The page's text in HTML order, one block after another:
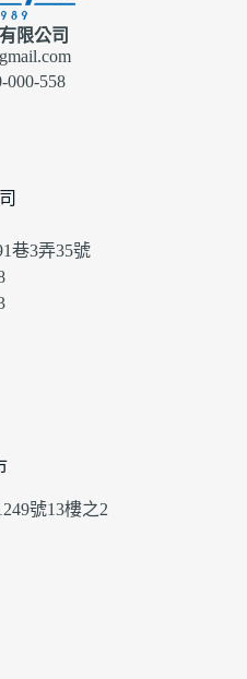
限公司
000-558
巷3弄35號
號13樓之2